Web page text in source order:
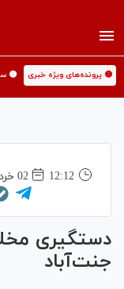
🟡 پرونده‌های ویژه خبری 🟡
12:12
02 خرداد 1405
دستگیری
جنت‌آباد